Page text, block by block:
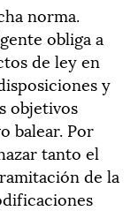
norma.
obliga a
de ley en
y
objetivos
balear. Por
tanto el
de la